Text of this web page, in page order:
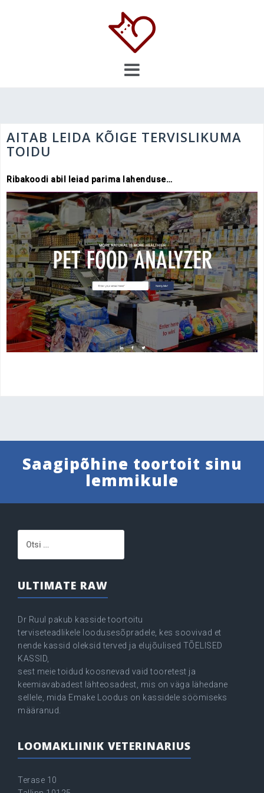
AITAB LEIDA KÕIGE TERVISLIKUMA
TOIDU
Ribakoodi abil leiad parima lahenduse…
Saagipõhine toortoit sinu
lemmikule
ULTIMATE RAW
Dr Ruul pakub kasside toortoitu
terviseteadlikele loodusesõpradele, kes soovivad et
nende kassid oleksid terved ja elujõulised TÕELISED
KASSID,
sest meie toidud koosnevad vaid tooretest ja
keemiavabadest lähteosadest, mis on väga lähedane
sellele, mida Emake Loodus on kassidele söömiseks
määranud.
LOOMAKLIINIK VETERINARIUS
Terase 10